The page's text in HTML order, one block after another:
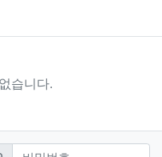
습니다.
밀번호필수